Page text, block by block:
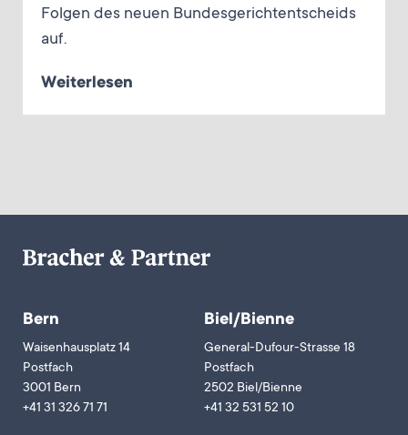
Folgen des neuen Bundesgerichtentscheids
auf.
Weiterlesen
Bern
Waisenhausplatz 14
Postfach
3001 Bern
+41 31 326 71 71
Biel/Bienne
General-Dufour-Strasse 18
Postfach
2502 Biel/Bienne
+41 32 531 52 10